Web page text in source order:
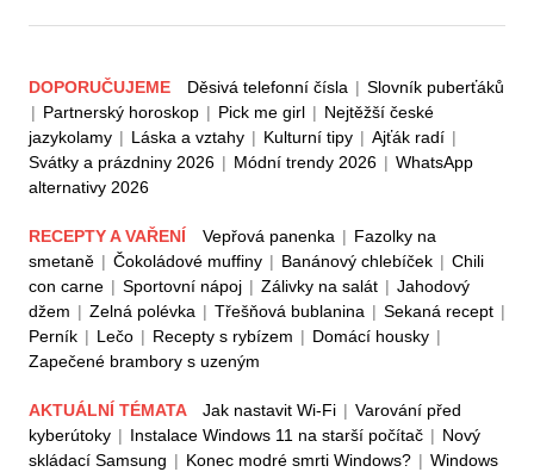
DOPORUČUJEME Děsivá telefonní čísla | Slovník puberťáků
| Partnerský horoskop | Pick me girl | Nejtěžší české
jazykolamy | Láska a vztahy | Kulturní tipy | Ajťák radí |
Svátky a prázdniny 2026 | Módní trendy 2026 | WhatsApp
alternativy 2026
RECEPTY A VAŘENÍ Vepřová panenka | Fazolky na
smetaně | Čokoládové muffiny | Banánový chlebíček | Chili
con carne | Sportovní nápoj | Zálivky na salát | Jahodový
džem | Zelná polévka | Třešňová bublanina | Sekaná recept |
Perník | Lečo | Recepty s rybízem | Domácí housky |
Zapečené brambory s uzeným
AKTUÁLNÍ TÉMATA Jak nastavit Wi-Fi | Varování před
kyberútoky | Instalace Windows 11 na starší počítač | Nový
skládací Samsung | Konec modré smrti Windows? | Windows